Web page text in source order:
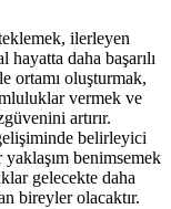
ilerleyen
daha başarılı
ortamı oluşturmak,
vermek ve
artırır.
belirleyici
benimsemek
gelecekte daha
bireyler olacaktır.